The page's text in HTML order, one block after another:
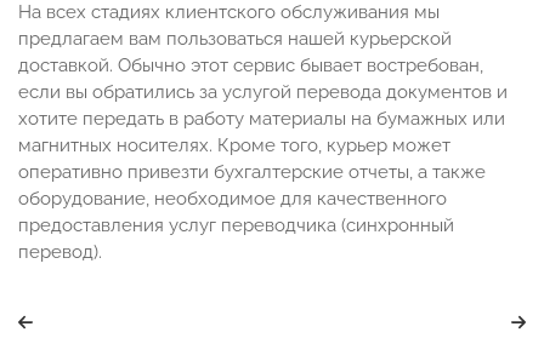
На всех стадиях клиентского обслуживания мы
предлагаем вам пользоваться нашей курьерской
доставкой. Обычно этот сервис бывает востребован,
если вы обратились за услугой перевода документов и
хотите передать в работу материалы на бумажных или
магнитных носителях. Кроме того, курьер может
оперативно привезти бухгалтерские отчеты, а также
оборудование, необходимое для качественного
предоставления услуг переводчика (синхронный
перевод).